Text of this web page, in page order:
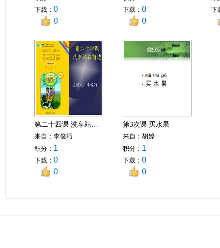
下载： 0
0
下载： 0
0
下
第二十四课 洗车站在前边
来自： 李俊巧
积分： 1
下载： 0
0
第3次课 买水果
来自： 胡婷
积分： 1
下载： 0
0